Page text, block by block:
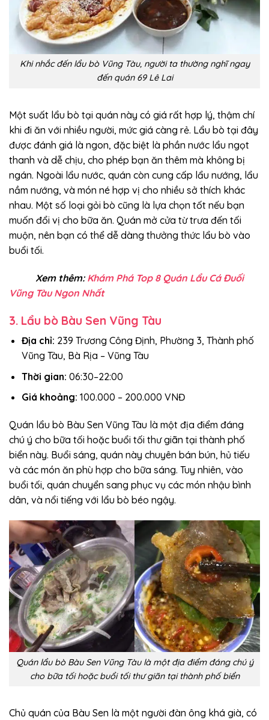
Khi nhắc đến lẩu bò Vũng Tàu, người ta thường nghĩ ngay
đến quán 69 Lê Lai
Một suất lẩu bò tại quán này có giá rất hợp lý, thậm chí
khi đi ăn với nhiều người, mức giá càng rẻ. Lẩu bò tại đây
được đánh giá là ngon, đặc biệt là phần nước lẩu ngọt
thanh và dễ chịu, cho phép bạn ăn thêm mà không bị
ngán. Ngoài lẩu nước, quán còn cung cấp lẩu nướng, lẩu
nầm nướng, và món né hợp vị cho nhiều sở thích khác
nhau. Một số loại gỏi bò cũng là lựa chọn tốt nếu bạn
muốn đổi vị cho bữa ăn. Quán mở cửa từ trưa đến tối
muộn, nên bạn có thể dễ dàng thưởng thức lẩu bò vào
buổi tối.
Xem thêm:Khám Phá Top 8 Quán Lẩu Cá Đuối
Vũng Tàu Ngon Nhất
3. Lẩu bò Bàu Sen Vũng Tàu
Địa chỉ: 239 Trương Công Định, Phường 3, Thành phố
Vũng Tàu, Bà Rịa – Vũng Tàu
Thời gian: 06:30–22:00
Giá khoảng: 100.000 – 200.000 VNĐ
Quán lẩu bò Bàu Sen Vũng Tàu là một địa điểm đáng
chú ý cho bữa tối hoặc buổi tối thư giãn tại thành phố
biển này. Buổi sáng, quán này chuyên bán bún, hủ tiếu
và các món ăn phù hợp cho bữa sáng. Tuy nhiên, vào
buổi tối, quán chuyển sang phục vụ các món nhậu bình
dân, và nổi tiếng với lẩu bò béo ngậy.
Quán lẩu bò Bàu Sen Vũng Tàu là một địa điểm đáng chú ý
cho bữa tối hoặc buổi tối thư giãn tại thành phố biển
Chủ quán của Bàu Sen là một người đàn ông khá già, có